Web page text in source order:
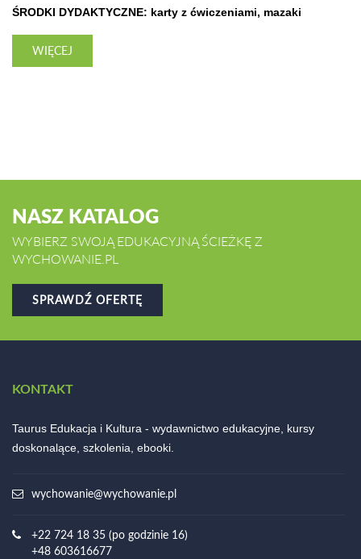
ŚRODKI DYDAKTYCZNE: karty z ćwiczeniami, mazaki
WIĘCEJ
NASZ KATALOG
WYBIERZ SWOJĄ EDUKACYJNĄ ŚCIEŻKĘ Z
WYCHOWANIE.PL
SPRAWDŹ OFERTĘ
KONTAKT
Taurus Edukacja i Kultura - wydawnictwo edukacyjne, kursy
doskonalące, szkolenia, ebooki.
wychowanie@wychowanie.pl
+22 724 18 35 (po godzinie 16)
+48 603616677